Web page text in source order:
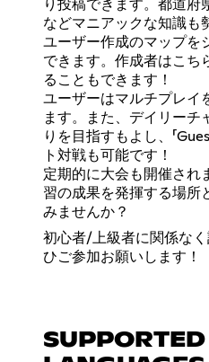
り投稿できます。都道府
などマニアックな知識も
ユーザー作成のマップを
できます。作成者はこち
ることもできます！
ユーザーはマルチプレイ
ます。また、デイリーチ
りを目指すもよし、「
ト対戦も可能です！
定期的に大会も開催され
習の成果を発揮する場所
みませんか？
初心者/上級者に関係な
ひご参加お願いします！
SUPPORTED